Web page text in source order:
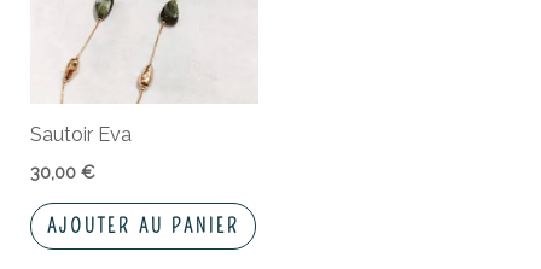
Sautoir Eva
30,00€
AJOUTER AU PANIER